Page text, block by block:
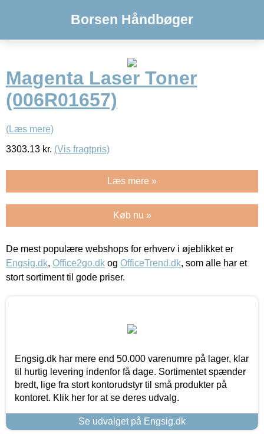
Borsen Håndbøger
Magenta Laser Toner
(006R01657)
(Læs mere)
3303.13 kr. (Vis fragtpris)
Læs mere »
Køb nu »
De mest populære webshops for erhverv i øjeblikket er
Engsig.dk, Office2go.dk og OfficeTrend.dk, som alle har et
stort sortiment til gode priser.
Engsig.dk har mere end 50.000 varenumre på lager, klar
til hurtig levering indenfor få dage. Sortimentet spænder
bredt, lige fra stort kontorudstyr til små produkter på
kontoret. Klik her for at se deres udvalg.
Se udvalget på Engsig.dk